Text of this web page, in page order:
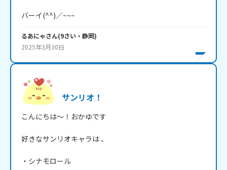
バーイ(^^)／~~~
るあにゃさん(9さい・ 静岡)
2025年3月30日
サンリオ！
こんにちは～！おかゆです
好きなサンリオキャラは 、
・シナモロール